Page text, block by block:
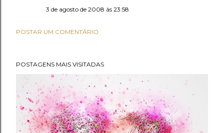
3 de agosto de 2008 às 23:58
POSTAR UM COMENTÁRIO
POSTAGENS MAIS VISITADAS